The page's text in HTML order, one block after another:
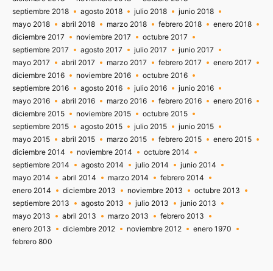
septiembre 2018
agosto 2018 julio 2018
junio 2018
mayo 2018
abril 2018 marzo 2018 febrero 2018
enero 2018
diciembre 2017
noviembre 2017
octubre 2017
septiembre 2017
agosto 2017 julio 2017
junio 2017
mayo 2017
abril 2017 marzo 2017 febrero 2017
enero 2017
diciembre 2016
noviembre 2016
octubre 2016
septiembre 2016
agosto 2016 julio 2016
junio 2016
mayo 2016
abril 2016 marzo 2016 febrero 2016
enero 2016
diciembre 2015
noviembre 2015
octubre 2015
septiembre 2015
agosto 2015 julio 2015
junio 2015
mayo 2015
abril 2015 marzo 2015 febrero 2015
enero 2015
diciembre 2014
noviembre 2014
octubre 2014
septiembre 2014
agosto 2014 julio 2014
junio 2014
mayo 2014
abril 2014 marzo 2014
febrero 2014
enero 2014
diciembre 2013 noviembre 2013
octubre 2013
septiembre 2013
agosto 2013 julio 2013
junio 2013
mayo 2013
abril 2013 marzo 2013
febrero 2013
enero 2013
diciembre 2012 noviembre 2012
enero 1970
febrero 800